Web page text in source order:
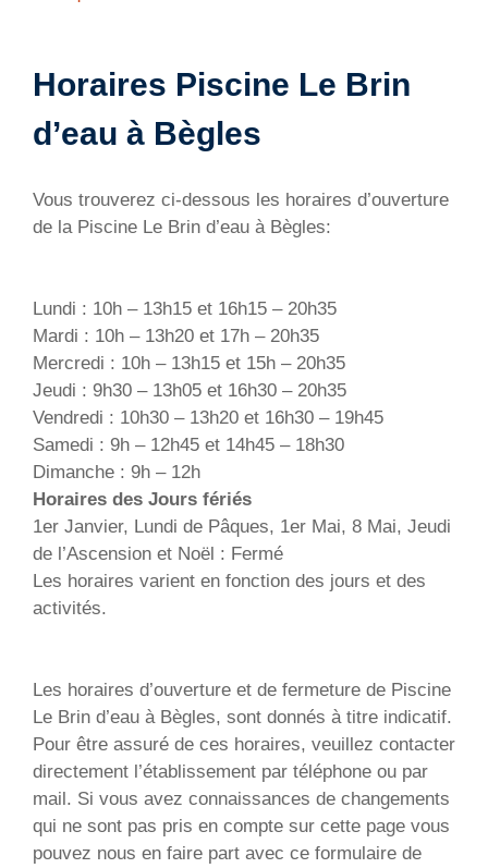
Horaires Piscine Le Brin
d’eau à Bègles
Vous trouverez ci-dessous les horaires d’ouverture
de la Piscine Le Brin d’eau à Bègles:
Lundi : 10h – 13h15 et 16h15 – 20h35
Mardi : 10h – 13h20 et 17h – 20h35
Mercredi : 10h – 13h15 et 15h – 20h35
Jeudi : 9h30 – 13h05 et 16h30 – 20h35
Vendredi : 10h30 – 13h20 et 16h30 – 19h45
Samedi : 9h – 12h45 et 14h45 – 18h30
Dimanche : 9h – 12h
Horaires des Jours fériés
1er Janvier, Lundi de Pâques, 1er Mai, 8 Mai, Jeudi
de l’Ascension et Noël : Fermé
Les horaires varient en fonction des jours et des
activités.
Les horaires d’ouverture et de fermeture de Piscine
Le Brin d’eau à Bègles, sont donnés à titre indicatif.
Pour être assuré de ces horaires, veuillez contacter
directement l’établissement par téléphone ou par
mail. Si vous avez connaissances de changements
qui ne sont pas pris en compte sur cette page vous
pouvez nous en faire part avec ce formulaire de